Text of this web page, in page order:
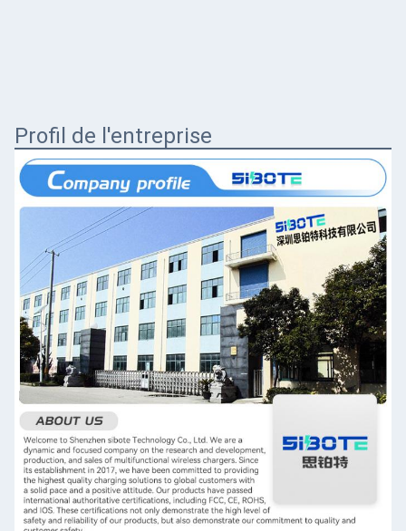
Profil de l'entreprise